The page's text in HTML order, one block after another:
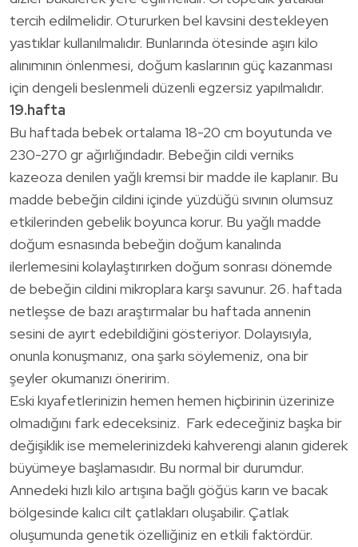
tercih edilmelidir. Otururken bel kavsini destekleyen
yastıklar kullanılmalıdır. Bunlarında ötesinde aşırı kilo
alınımının önlenmesi, doğum kaslarının güç kazanması
için dengeli beslenmeli düzenli egzersiz yapılmalıdır.
19.hafta
Bu haftada bebek ortalama 18-20 cm boyutunda ve
230-270 gr ağırlığındadır. Bebeğin cildi verniks
kazeoza denilen yağlı kremsi bir madde ile kaplanır. Bu
madde bebeğin cildini içinde yüzdüğü sıvının olumsuz
etkilerinden gebelik boyunca korur. Bu yağlı madde
doğum esnasında bebeğin doğum kanalında
ilerlemesini kolaylaştırırken doğum sonrası dönemde
de bebeğin cildini mikroplara karşı savunur. 26. haftada
netleşse de bazı araştırmalar bu haftada annenin
sesini de ayırt edebildiğini gösteriyor. Dolayısıyla,
onunla konuşmanız, ona şarkı söylemeniz, ona bir
şeyler okumanızı öneririm.
Eski kıyafetlerinizin hemen hemen hiçbirinin üzerinize
olmadığını fark edeceksiniz. Fark edeceğiniz başka bir
değişiklik ise memelerinizdeki kahverengi alanın giderek
büyümeye başlamasıdır. Bu normal bir durumdur.
Annedeki hızlı kilo artışına bağlı göğüs karın ve bacak
bölgesinde kalıcı cilt çatlakları oluşabilir. Çatlak
oluşumunda genetik özelliğiniz en etkili faktördür.